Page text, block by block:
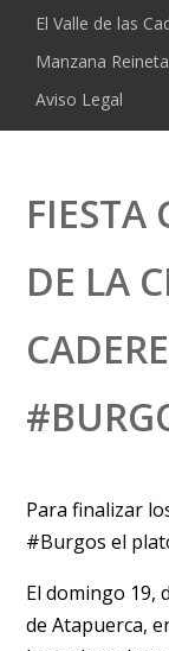
El Valle de las
Manzana Reineta
Aviso Legal
FIESTA
DE LA
Para finalizar
#Burgos el
El domingo 19,
de Atapuerca,